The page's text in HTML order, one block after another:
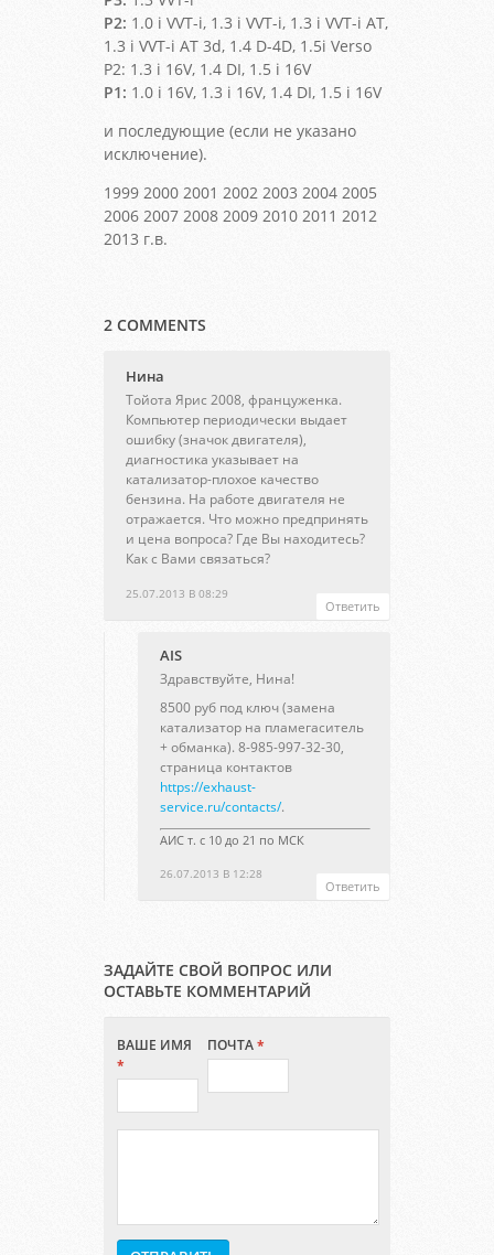
P2: 1.0 i VVT-i, 1.3 i VVT-i, 1.3 i VVT-i AT,
1.3 i VVT-i AT 3d, 1.4 D-4D, 1.5i Verso
P2: 1.3 i 16V, 1.4 DI, 1.5 i 16V
P1: 1.0 i 16V, 1.3 i 16V, 1.4 DI, 1.5 i 16V
и последующие (если не указано
исключение).
1999 2000 2001 2002 2003 2004 2005
2006 2007 2008 2009 2010 2011 2012
2013 г.в.
2 COMMENTS
Нина
25.07.2013 В 08:29
Тойота Ярис 2008, француженка.
Компьютер периодически выдает
ошибку (значок двигателя),
диагностика указывает на
катализатор-плохое качество
бензина. На работе двигателя не
отражается. Что можно предпринять
и цена вопроса? Где Вы находитесь?
Как с Вами связаться?
Ответить
AIS
26.07.2013 В 12:28
Здравствуйте, Нина!
8500 руб под ключ (замена
катализатор на пламегаситель
+ обманка). 8-985-997-32-30,
страница контактов
https://exhaust-
service.ru/contacts/.
АИС т. с 10 до 21 по МСК
Ответить
ЗАДАЙТЕ СВОЙ ВОПРОС ИЛИ
ОСТАВЬТЕ КОММЕНТАРИЙ
ВАШЕ ИМЯ
*
ПОЧТА*